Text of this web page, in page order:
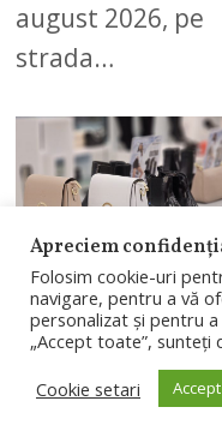
august 2026, pe
strada…
AUGUST 4, 2026
Branduri
românești, în
Apreciem
Folosim cookie-uri
navigare, pentru a vă
personalizat și pentru a
„Accept toate”, sunteți
Cookie setari
Accept